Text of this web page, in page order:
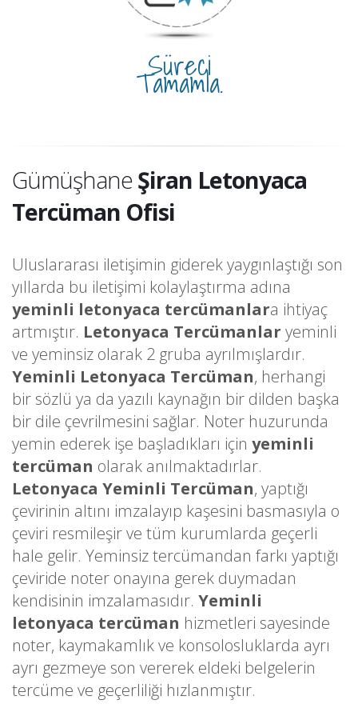
Süreci
Tamamla.
GümüşhaneŞiran Letonyaca
Tercüman Ofisi
Uluslararası iletişimin giderek yaygınlaştığı son
yıllarda bu iletişimi kolaylaştırma adına
yeminli letonyaca tercümanlara ihtiyaç
artmıştır. Letonyaca Tercümanlar yeminli
ve yeminsiz olarak 2 gruba ayrılmışlardır.
Yeminli Letonyaca Tercüman, herhangi
bir sözlü ya da yazılı kaynağın bir dilden başka
bir dile çevrilmesini sağlar. Noter huzurunda
yemin ederek işe başladıkları için yeminli
tercüman olarak anılmaktadırlar.
Letonyaca Yeminli Tercüman, yaptığı
çevirinin altını imzalayıp kaşesini basmasıyla o
çeviri resmileşir ve tüm kurumlarda geçerli
hale gelir. Yeminsiz tercümandan farkı yaptığı
çeviride noter onayına gerek duymadan
kendisinin imzalamasıdır. Yeminli
letonyaca tercüman hizmetleri sayesinde
noter, kaymakamlık ve konsolosluklarda ayrı
ayrı gezmeye son vererek eldeki belgelerin
tercüme ve geçerliliği hızlanmıştır.